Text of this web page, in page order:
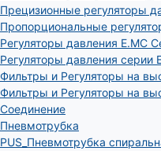
Прецизионные регуляторы
Пропорциональные
Регуляторы давления E.MC
Регуляторы давления серии
Фильтры и Регуляторы на
Фильтры и Регуляторы на
Соединение
Пневмотрубка
PUS_Пневмотрубка